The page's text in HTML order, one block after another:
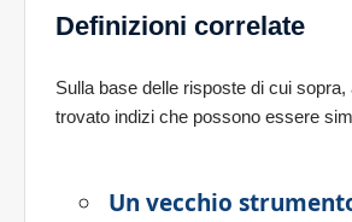
Definizioni correlate
Sulla base delle risposte di cui
trovato indizi che possono essere
Un vecchio